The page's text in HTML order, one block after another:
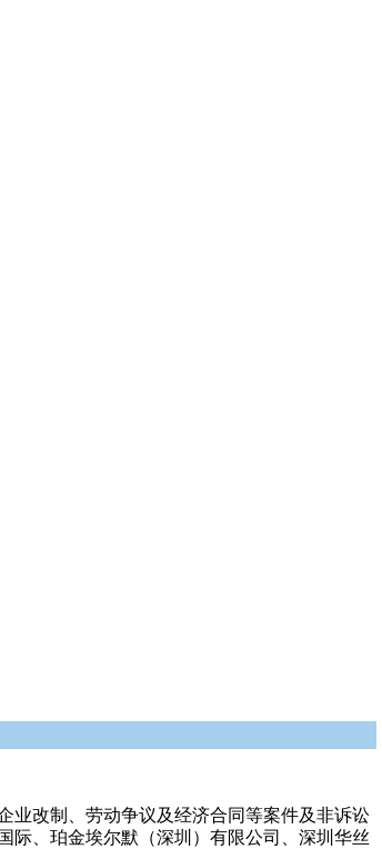
业改制、劳动争议及经济合同等案件及非诉讼
际、珀金埃尔默（深圳）有限公司、深圳华丝